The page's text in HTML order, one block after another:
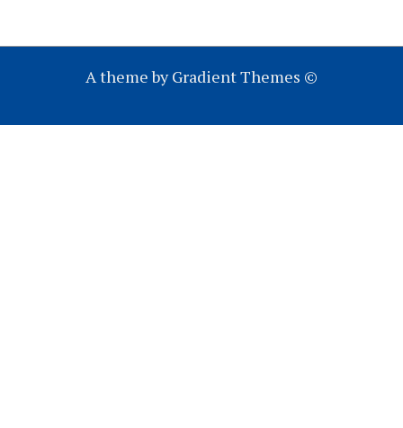
A theme by Gradient Themes ©